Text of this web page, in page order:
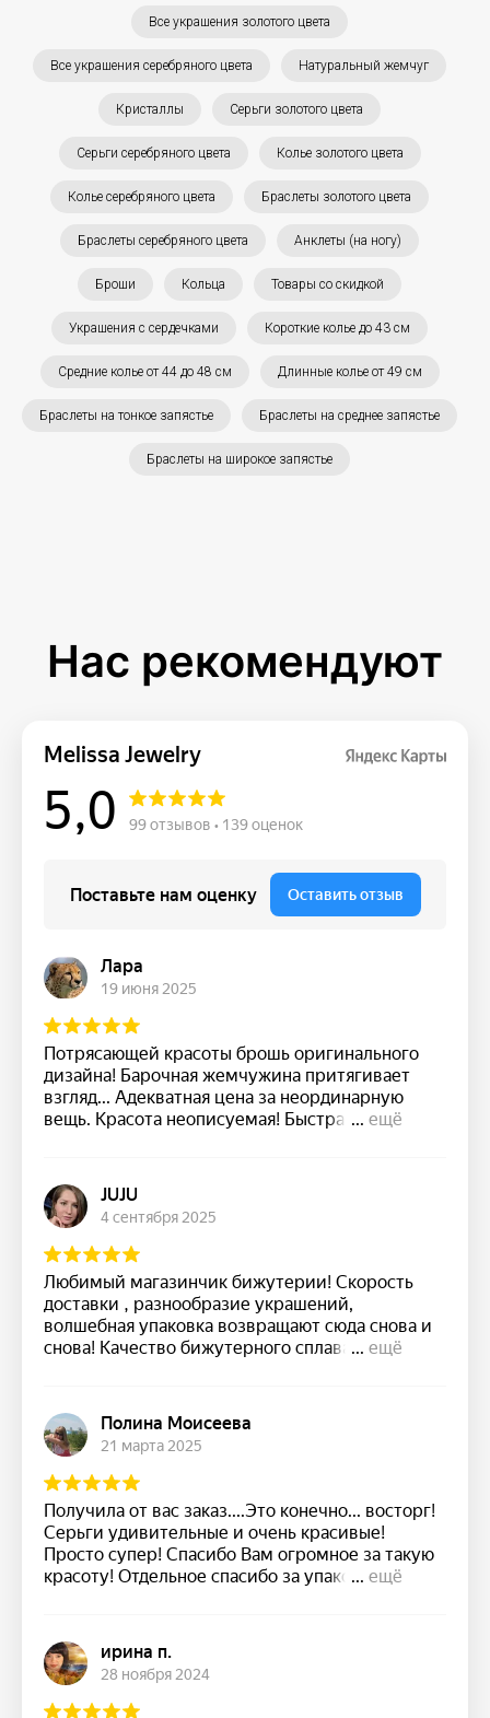
Все украшения золотого цвета
Все украшения серебряного цвета Натуральный жемчуг
Кристаллы Серьги золотого цвета
Серьги серебряного цвета Колье золотого цвета
Колье серебряного цвета Браслеты золотого цвета
Браслеты серебряного цвета Анклеты (на ногу)
Броши Кольца Товары со скидкой
Украшения с сердечками Короткие колье до 43 см
Средние колье от 44 до 48 см Длинные колье от 49 см
Браслеты на тонкое запястье Браслеты на среднее запястье
Браслеты на широкое запястье
Нас рекомендуют